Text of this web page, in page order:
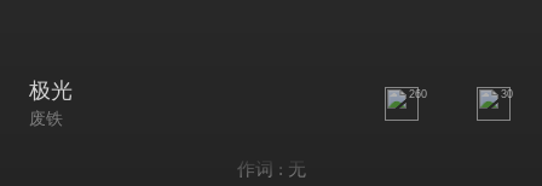
极光
废铁
260 30
作词 : 无